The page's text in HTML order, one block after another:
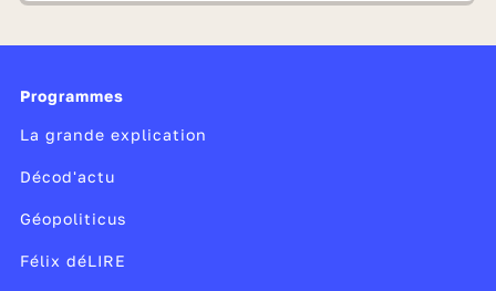
Programmes
La grande explication
Décod'actu
Géopoliticus
Félix déLIRE